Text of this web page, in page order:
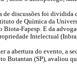
de discussões foi dividida
de Química da
Biota-Fapesp. E da
Intelectual
a abertura do evento, a
Butantan (SP), avaliou